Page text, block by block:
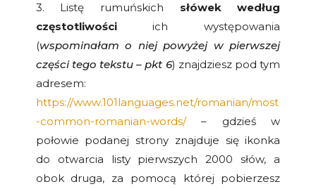
3. Listę rumuńskich słówek według
częstotliwościich występowania
(wspominałam o niej powyżej w pierwszej
części tego tekstu – pkt 6) znajdziesz pod tym
adresem:
https://www.101languages.net/romanian/most
-common-romanian-words/– gdzieś w
połowie podanej strony znajduje się ikonka
do otwarcia listy pierwszych 2000 słów, a
obok druga, za pomocą której pobierzesz